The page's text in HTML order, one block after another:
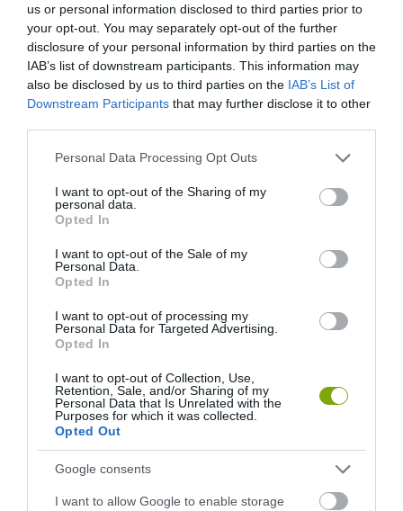
us or personal information disclosed to third parties prior to
your opt-out. You may separately opt-out of the further
disclosure of your personal information by third parties on the
IAB’s list of downstream participants. This information may
also be disclosed by us to third parties on the IAB’s List of
Downstream Participants that may further disclose it to other
Please note that this website/app uses one or more Google
not limited to your visit or usage behaviour. You may click to
grant or deny consent to Google and its third-party tags to
use your data for below specified purposes in below Google
consent section.
Personal Data Processing Opt Outs
I want to opt-out of the Sharing of my
personal data.
Opted In
I want to opt-out of the Sale of my
Personal Data.
Opted In
I want to opt-out of processing my
Personal Data for Targeted Advertising.
Opted In
I want to opt-out of Collection, Use,
Retention, Sale, and/or Sharing of my
Personal Data that Is Unrelated with the
Purposes for which it was collected.
Opted Out
Google consents
I want to allow Google to enable storage
MUTATÓS TÖK-KASPÓK
HASONLÓ ÉRDEKESSÉGEK
KIRÁNDULÁS A
PANNONHALMI
ARBORÉTUMBA
2026-08-04
KIRÁNDULÁS PANNONHALMA
KÖRNYÉKÉN: TERMÉSZET,
TALÁLKOZÁSA
2026-08-04